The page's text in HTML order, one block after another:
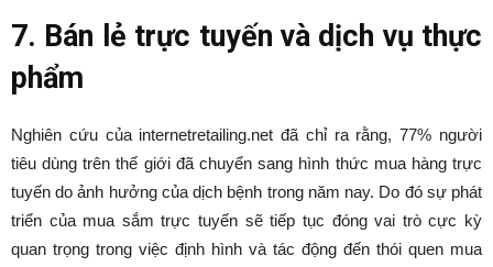
7. Bán lẻ trực tuyến và dịch vụ thực
phẩm
Nghiên cứu của internetretailing.net đã chỉ ra rằng, 77% người
tiêu dùng trên thế giới đã chuyển sang hình thức mua hàng trực
tuyến do ảnh hưởng của dịch bệnh trong năm nay. Do đó sự phát
triển của mua sắm trực tuyến sẽ tiếp tục đóng vai trò cực kỳ
quan trọng trong việc định hình và tác động đến thói quen mua